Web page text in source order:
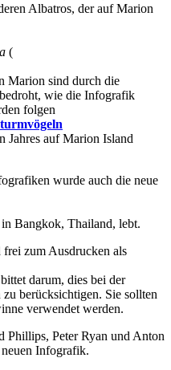
Albatros, der auf Marion
(
Marion sind durch die
bedroht, wie die Infografik
folgen
Jahres auf Marion Island
wurde auch die neue
Bangkok, Thailand, lebt.
zum Ausdrucken als
darum, dies bei der
berücksichtigen. Sie sollten
verwendet werden.
Peter Ryan und Anton
Infografik.